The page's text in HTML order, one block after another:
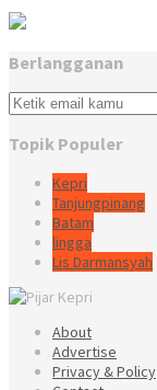
Berlangganan
Topik Populer
Kepri
Tanjungpinang
Batam
lingga
Lis Darmansyah
About
Advertise
Privacy & Policy